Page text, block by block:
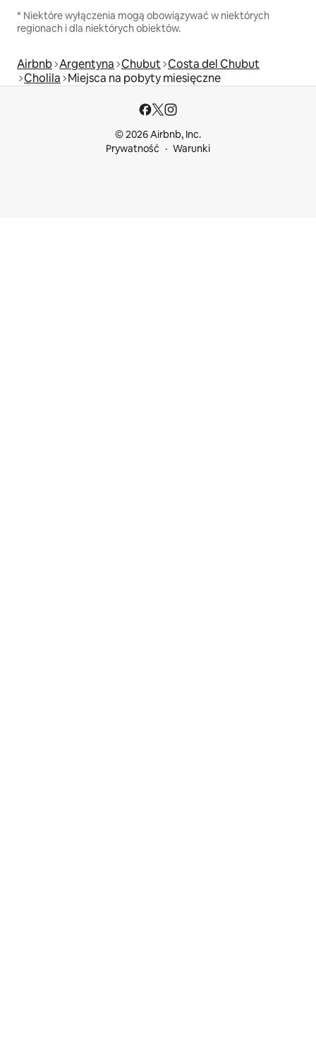
* Niektóre wyłączenia mogą obowiązywać w niektórych
regionach i dla niektórych obiektów.
Airbnb Argentyna Chubut Costa del Chubut
Cholila Miejsca na pobyty miesięczne
© 2026 Airbnb, Inc.
Prywatność
Warunki